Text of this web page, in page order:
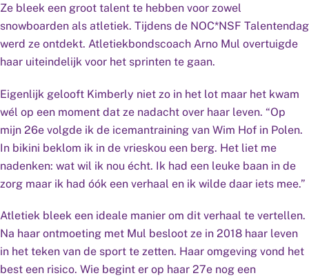
Ze bleek een groot talent te hebben voor zowel
snowboarden als atletiek. Tijdens de NOC*NSF Talentendag
werd ze ontdekt. Atletiekbondscoach Arno Mul overtuigde
haar uiteindelijk voor het sprinten te gaan.
Eigenlijk gelooft Kimberly niet zo in het lot maar het kwam
wél op een moment dat ze nadacht over haar leven. “Op
mijn 26e volgde ik de icemantraining van Wim Hof in Polen.
In bikini beklom ik in de vrieskou een berg. Het liet me
nadenken: wat wil ik nou écht. Ik had een leuke baan in de
zorg maar ik had óók een verhaal en ik wilde daar iets mee.”
Atletiek bleek een ideale manier om dit verhaal te vertellen.
Na haar ontmoeting met Mul besloot ze in 2018 haar leven
in het teken van de sport te zetten. Haar omgeving vond het
best een risico. Wie begint er op haar 27e nog een